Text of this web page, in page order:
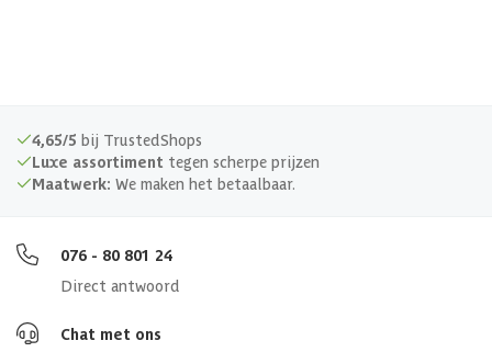
4,65/5 bij TrustedShops
Luxe assortiment tegen scherpe prijzen
Maatwerk: We maken het betaalbaar.
076 - 80 801 24
Direct antwoord
Chat met ons